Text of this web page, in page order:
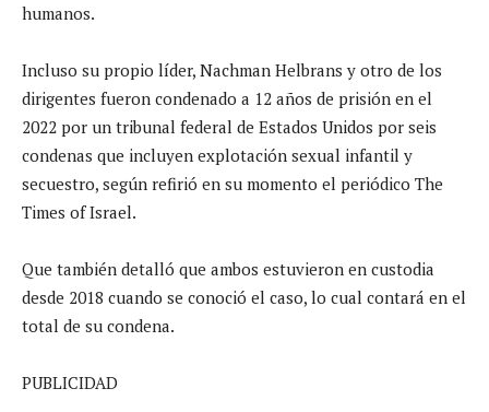
humanos.
Incluso su propio líder, Nachman Helbrans y otro de los
dirigentes fueron condenado a 12 años de prisión en el
2022 por un tribunal federal de Estados Unidos por seis
condenas que incluyen explotación sexual infantil y
secuestro, según refirió en su momento el periódico The
Times of Israel.
Que también detalló que ambos estuvieron en custodia
desde 2018 cuando se conoció el caso, lo cual contará en el
total de su condena.
PUBLICIDAD